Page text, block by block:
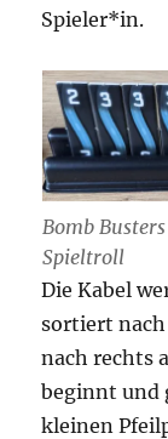
Spieler*in.
Bomb
Spieltroll
Die Kabel
sortiert
nach rechts
beginnt und
kleinen